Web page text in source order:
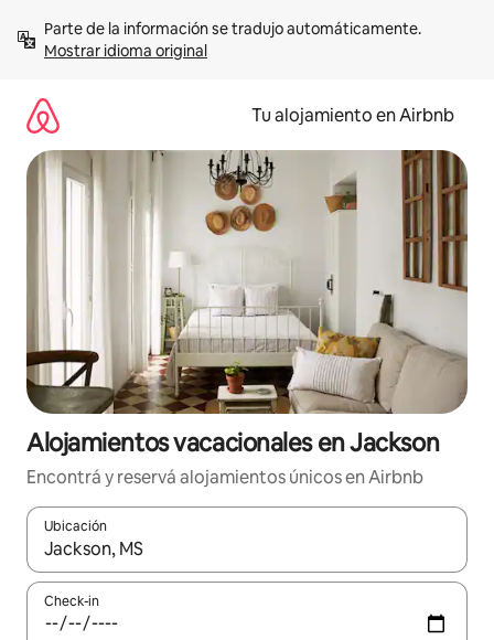
contenidoMostrar idioma original
Tu alojamiento en Airbnb
Alojamientos vacacionales en Jackson
Encontrá y reservá alojamientos únicos en Airbnb
Ubicación
Cuando los resultados estén disponibles, navegá con las
Check-in